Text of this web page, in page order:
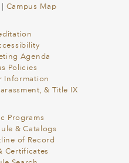
Campus Map
Agenda
Policies
Information
& Title IX
Programs
& Catalogs
of Record
Certificates